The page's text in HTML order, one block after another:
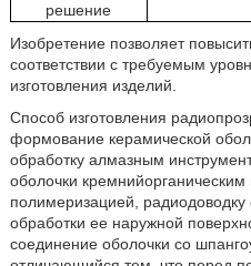
решение
Изобретение позволяет
соответствии с требуемым
изготовления изделий.
Способ изготовления
формование керамической
обработку алмазным
оболочки
полимеризацией,
обработки ее наружной
соединение оболочки со